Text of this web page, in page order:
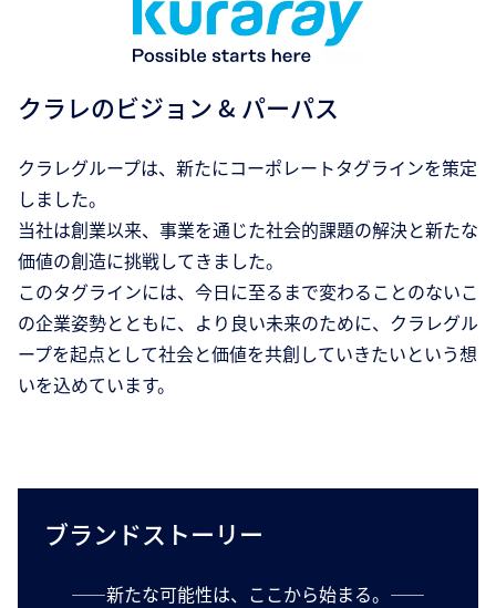
クラレのビジョン & パーパス
クラレグループは、新たにコーポレートタグラインを策定
しました。
当社は創業以来、事業を通じた社会的課題の解決と新たな
価値の創造に挑戦してきました。
このタグラインには、今日に至るまで変わることのないこ
の企業姿勢とともに、より良い未来のために、クラレグル
ープを起点として社会と価値を共創していきたいという想
いを込めています。
ブランドストーリー
――新たな可能性は、ここから始まる。――